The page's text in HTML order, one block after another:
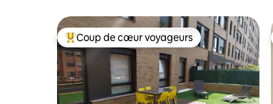
Coups de cœur voyageurs les plus appréciés
Coup de cœur voyageurs